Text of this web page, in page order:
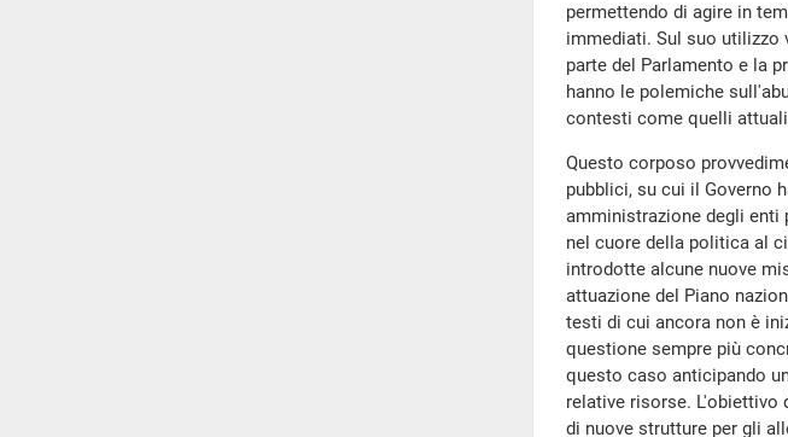
permettendo di agire in
immediati. Sul suo utilizzo
parte del Parlamento e la
hanno le polemiche
contesti come quelli
Questo corposo
pubblici, su cui il Governo
amministrazione degli
nel cuore della politica al
introdotte alcune nuove
attuazione del Piano
testi di cui ancora non è
questione sempre più
questo caso anticipando
relative risorse. L'obiettivo
di nuove strutture per gli